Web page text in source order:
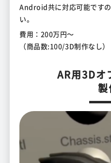
Android共に対応可能です
い。
費用：200万円～
（商品数:100/3D制作なし）
AR用3Dオ
製